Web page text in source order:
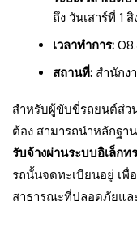
ถึง วันเสาร์ที่ 1
เวลาทำการ:
สถานที่: สำนักง
สำหรับผู้ขับขี่รถยนต์ส่ว
ต้อง สามารถนำหลักฐา
รับจ้างผ่านระบบอิเล็กท
รถนั้นจดทะเบียนอยู่ เพื่
สาธารณะที่ปลอดภัยแ